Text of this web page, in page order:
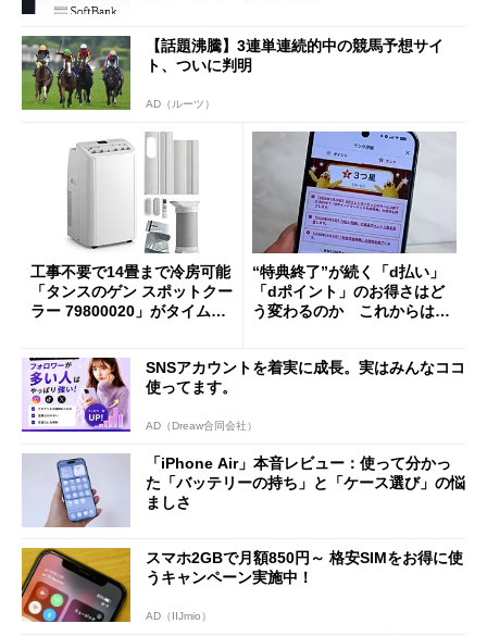
【話題沸騰】3連単連続的中の競馬予想サイ
ト、ついに判明
AD（ルーツ）
工事不要で14畳まで冷房可能
「タンスのゲン スポットクー
ラー 79800020」がタイムセ
“特典終了”が続く「d払い」
「dポイント」のお得さはど
う変わるのか これからは
SNSアカウントを着実に成長。実はみんなココ
使ってます。
AD（Dreaw合同会社）
「iPhone Air」本音レビュー：使って分かっ
た「バッテリーの持ち」と「ケース選び」の悩
ましさ
スマホ2GBで月額850円～ 格安SIMをお得に使
うキャンペーン実施中！
AD（IIJmio）